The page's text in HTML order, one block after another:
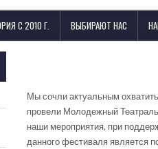
С 2010 Г. ВЫБИРАЮТ НАС
Мы сочли актуальным
провели Молодежный
наши мероприятия, при
данного фестиваля является